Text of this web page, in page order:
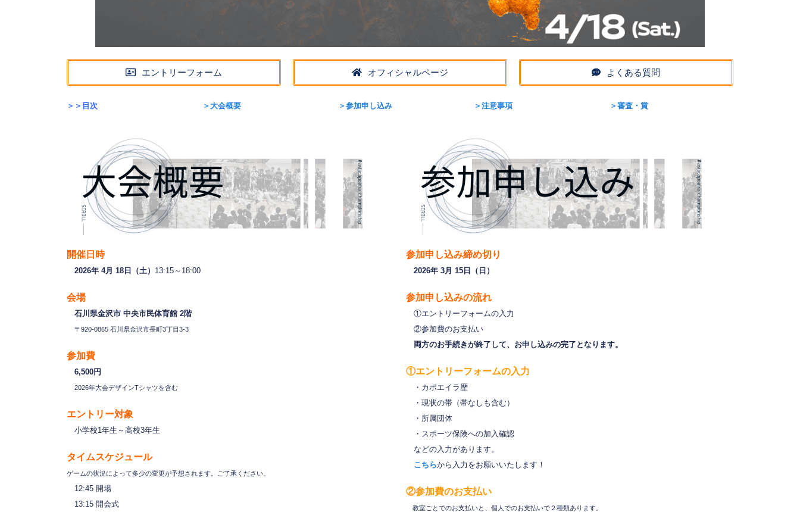
エントリーフォーム オフィシャルページ よくある質問
＞＞目次 ＞大会概要 ＞参加申し込み ＞注意事項 ＞審査・賞
開催日時
2026年 4月 18日（土） 13:15～18:00
会場
石川県金沢市 中央市民体育館 2階
〒920-0865 石川県金沢市長町3丁目3-3
参加費
6,500円
2026年大会デザインTシャツを含む
エントリー対象
小学校1年生～高校3年生
タイムスケジュール
ゲームの状況によって多少の変更が予想されます。ご了承ください。
12:45 開場
13:15 開会式
参加申し込み締め切り
2026年 3月 15日（日）
参加申し込みの流れ
①エントリーフォームの入力
②参加費のお支払い
両方のお手続きが終了して、お申し込みの完了となります。
①エントリーフォームの入力
・カポエイラ歴
・現状の帯（帯なしも含む）
・所属団体
・スポーツ保険への加入確認
などの入力があります。
こちらから入力をお願いいたします！
②参加費のお支払い
教室ごとでのお支払いと、個人でのお支払いで２種類あります。